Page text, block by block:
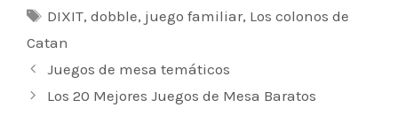
Etiquetas
DIXIT,dobble, juego familiar, Los colonos de
Catan
Navegación
de
Juegos de mesa temáticos
Los 20 Mejores Juegos de Mesa Baratos